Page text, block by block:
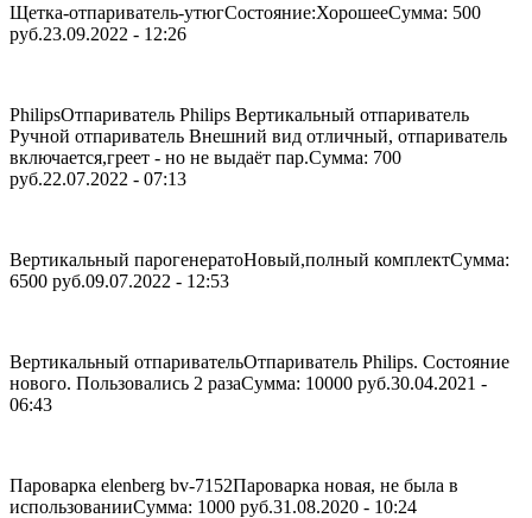
Щетка-отпариватель-утюгСостояние:ХорошееСумма: 500
руб.23.09.2022 - 12:26
PhilipsОтпариватель Philips Вертикальный отпариватель
Ручной отпариватель Внешний вид отличный, отпариватель
включается,греет - но не выдаёт пар.Сумма: 700
руб.22.07.2022 - 07:13
Вертикальный парогенератоНовый,полный комплектСумма:
6500 руб.09.07.2022 - 12:53
Вертикальный отпаривательОтпариватель Philips. Состояние
нового. Пользовались 2 разаСумма: 10000 руб.30.04.2021 -
06:43
Пароварка elenberg bv-7152Пароварка новая, не была в
использованииСумма: 1000 руб.31.08.2020 - 10:24